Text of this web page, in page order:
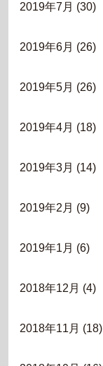
2019年7月 (30)
2019年6月 (26)
2019年5月 (26)
2019年4月 (18)
2019年3月 (14)
2019年2月 (9)
2019年1月 (6)
2018年12月 (4)
2018年11月 (18)